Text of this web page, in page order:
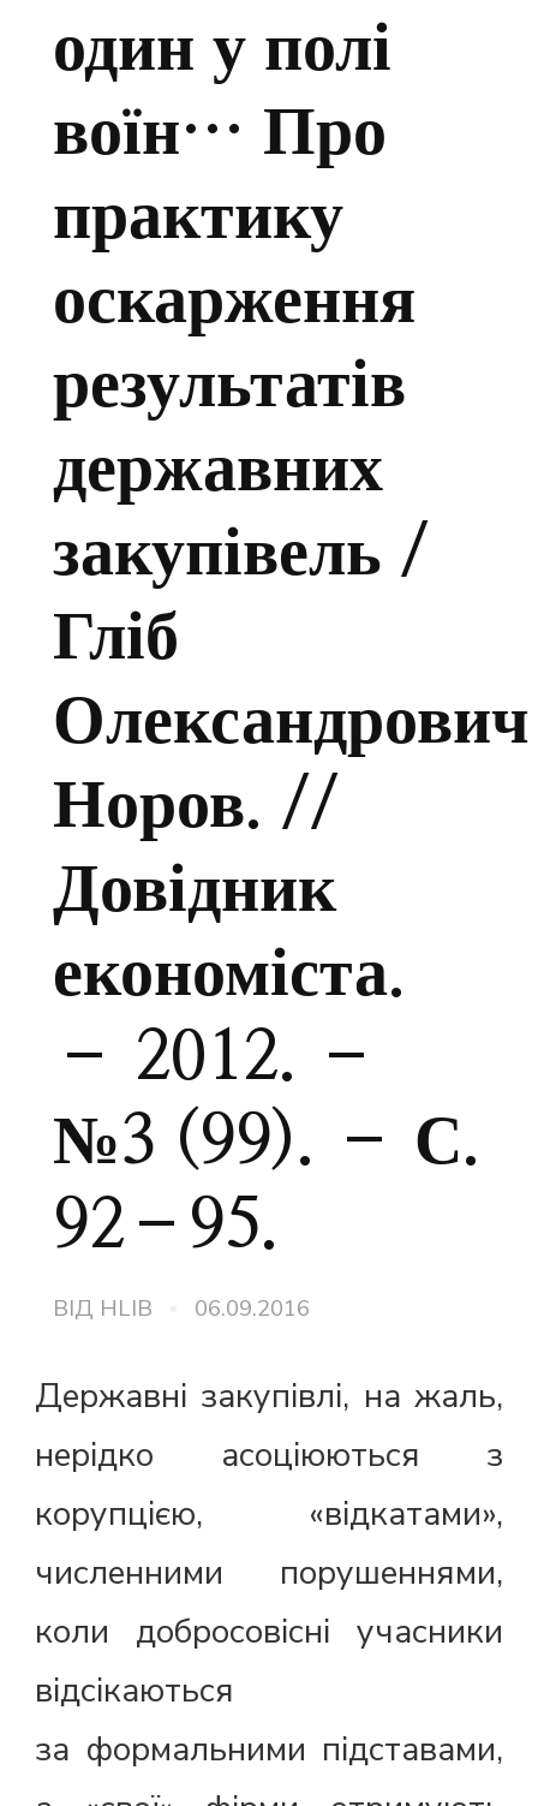
один у полі
воїн… Про
практику
оскарження
результатів
державних
закупівель /
Гліб
Олександрович
Норов. //
Довідник
економіста.
– 2012. –
№3 (99). – С.
92–95.
ВІД HLIB 06.09.2016
Державні закупівлі, на жаль,
нерідко асоціюються з
корупцією, «відкатами»,
численними порушеннями,
коли добросовісні учасники
відсікаються
за формальними підставами,